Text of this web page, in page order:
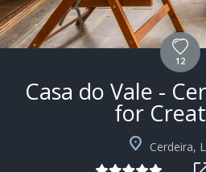
12
Casa do Vale -
for
Cerdeira,